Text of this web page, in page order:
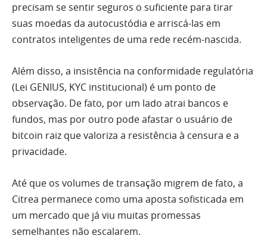
precisam se sentir seguros o suficiente para tirar
suas moedas da autocustódia e arriscá-las em
contratos inteligentes de uma rede recém-nascida.
Além disso, a insistência na conformidade regulatória
(Lei GENIUS, KYC institucional) é um ponto de
observação. De fato, por um lado atrai bancos e
fundos, mas por outro pode afastar o usuário de
bitcoin raiz que valoriza a resistência à censura e a
privacidade.
Até que os volumes de transação migrem de fato, a
Citrea permanece como uma aposta sofisticada em
um mercado que já viu muitas promessas
semelhantes não escalarem.